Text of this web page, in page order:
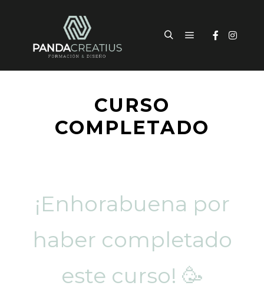
CURSO
COMPLETADO
¡Enhorabuena por
haber completado
este curso! 🥳